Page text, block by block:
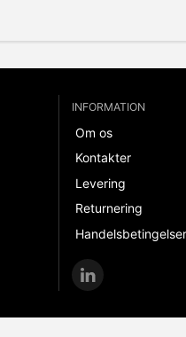
INFORMATION
Om os
Kontakter
Levering
Returnering
Handelsbetingelser